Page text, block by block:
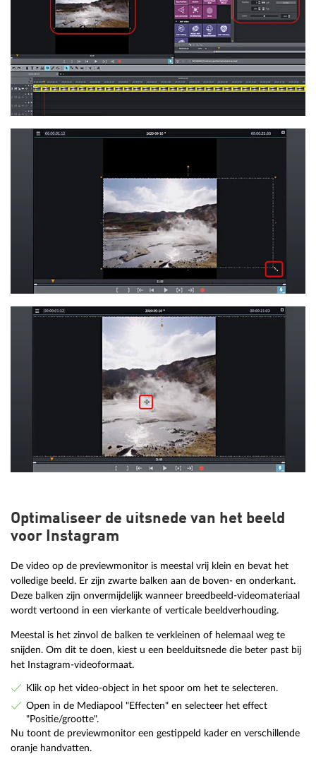
Optimaliseer de uitsnede van het beeld
voor Instagram
De video op de previewmonitor is meestal vrij klein en bevat het
volledige beeld. Er zijn zwarte balken aan de boven- en onderkant.
Deze balken zijn onvermijdelijk wanneer breedbeeld-videomateriaal
wordt vertoond in een vierkante of verticale beeldverhouding.
Meestal is het zinvol de balken te verkleinen of helemaal weg te
snijden. Om dit te doen, kiest u een beelduitsnede die beter past bij
het Instagram-videoformaat.
Klik op het video-object in het spoor om het te selecteren.
Open in de Mediapool "Effecten" en selecteer het effect
"Positie/grootte".
Nu toont de previewmonitor een gestippeld kader en verschillende
oranje handvatten.